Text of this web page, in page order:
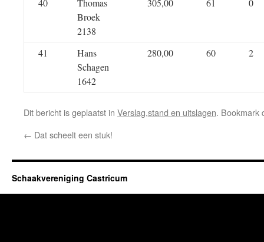
40
Thomas
Broek
2138
305,00 61 0
41
Hans
Schagen
1642
280,00 60 2
Dit bericht is geplaatst in Verslag,stand en uitslagen. Bookmark
← Dat scheelt een stuk!
Schaakvereniging Castricum